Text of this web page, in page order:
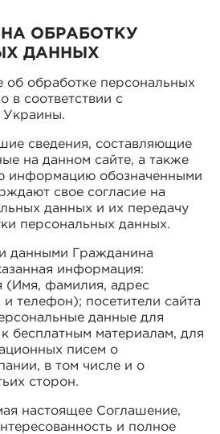
ОБРАБОТКУ
ДАННЫХ
об обработке персональных
в соответствии с
Украины.
сведения, составляющие
на данном сайте, а также
информацию обозначенными
свое согласие на
данных и их передачу
персональных данных.
данными Гражданина
информация:
фамилия, адрес
телефон); посетители сайта
данные для
бесплатным материалам, для
писем о
в том числе и о
сторон.
настоящее Соглашение,
и полное